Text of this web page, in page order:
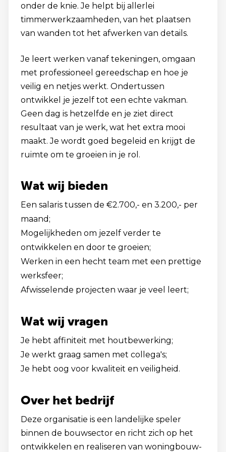
onder de knie. Je helpt bij allerlei
timmerwerkzaamheden, van het plaatsen
van wanden tot het afwerken van details.
Je leert werken vanaf tekeningen, omgaan
met professioneel gereedschap en hoe je
veilig en netjes werkt. Ondertussen
ontwikkel je jezelf tot een echte vakman.
Geen dag is hetzelfde en je ziet direct
resultaat van je werk, wat het extra mooi
maakt. Je wordt goed begeleid en krijgt de
ruimte om te groeien in je rol.
Wat wij bieden
Een salaris tussen de €2.700,- en 3.200,- per
maand;
Mogelijkheden om jezelf verder te
ontwikkelen en door te groeien;
Werken in een hecht team met een prettige
werksfeer;
Afwisselende projecten waar je veel leert;
Wat wij vragen
Je hebt affiniteit met houtbewerking;
Je werkt graag samen met collega's;
Je hebt oog voor kwaliteit en veiligheid.
Over het bedrijf
Deze organisatie is een landelijke speler
binnen de bouwsector en richt zich op het
ontwikkelen en realiseren van woningbouw-